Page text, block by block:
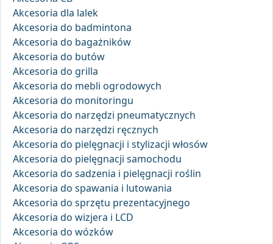
Akcesoria dla lalek
Akcesoria do badmintona
Akcesoria do bagażników
Akcesoria do butów
Akcesoria do grilla
Akcesoria do mebli ogrodowych
Akcesoria do monitoringu
Akcesoria do narzędzi pneumatycznych
Akcesoria do narzędzi ręcznych
Akcesoria do pielęgnacji i stylizacji włosów
Akcesoria do pielęgnacji samochodu
Akcesoria do sadzenia i pielęgnacji roślin
Akcesoria do spawania i lutowania
Akcesoria do sprzętu prezentacyjnego
Akcesoria do wizjera i LCD
Akcesoria do wózków